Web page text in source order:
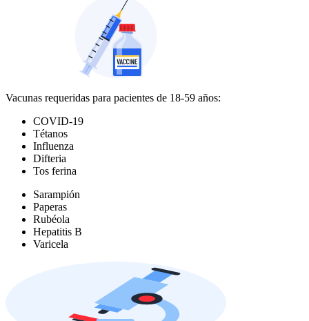
Vacunas requeridas para pacientes de 18-59 años:
COVID-19
Tétanos
Influenza
Difteria
Tos ferina
Sarampión
Paperas
Rubéola
Hepatitis B
Varicela